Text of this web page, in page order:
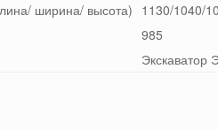
ширина/ высота) 1130/1040/
985